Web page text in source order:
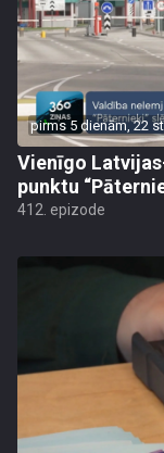
pirms 5 dienām, 22
Vienīgo
punktu
412. epizode